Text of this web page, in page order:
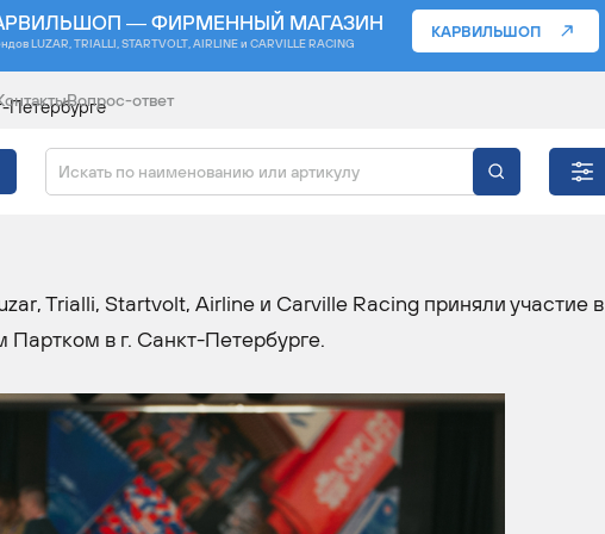
— ФИРМЕННЫЙ МАГАЗИН
LUZAR, TRIALLI, STARTVOLT, AIRLINE и CARVILLE RACING
КАРВИЛЬШОП
Вопрос-ответ
Петербурге
В САНКТ-
Trialli, Startvolt, Airline и Carville Racing приняли участие в
в г. Санкт-Петербурге.